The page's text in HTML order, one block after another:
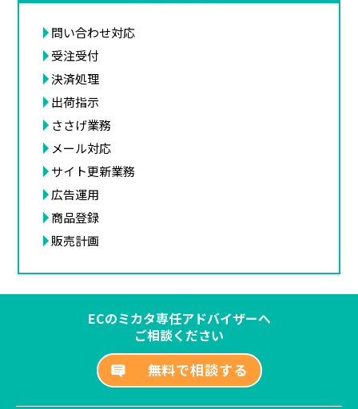
問い合わせ対応
受注受付
決済処理
出荷指示
ささげ業務
メール対応
サイト更新業務
広告運用
商品登録
販売計画
ECのミカタ専任アドバイザーへ
ご相談ください
無料で相談する